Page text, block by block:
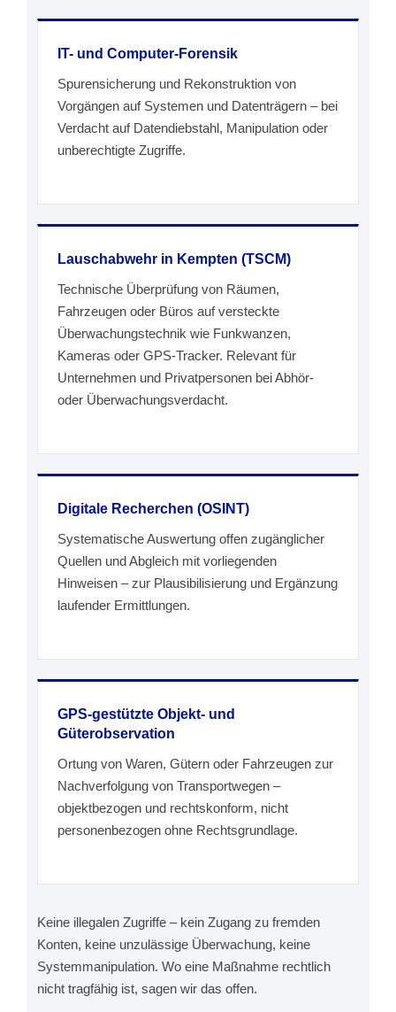
IT- und Computer-Forensik
Spurensicherung und Rekonstruktion von
Vorgängen auf Systemen und Datenträgern – bei
Verdacht auf Datendiebstahl, Manipulation oder
unberechtigte Zugriffe.
Lauschabwehr in Kempten (TSCM)
Technische Überprüfung von Räumen,
Fahrzeugen oder Büros auf versteckte
Überwachungstechnik wie Funkwanzen,
Kameras oder GPS-Tracker. Relevant für
Unternehmen und Privatpersonen bei Abhör-
oder Überwachungsverdacht.
Digitale Recherchen (OSINT)
Systematische Auswertung offen zugänglicher
Quellen und Abgleich mit vorliegenden
Hinweisen – zur Plausibilisierung und Ergänzung
laufender Ermittlungen.
GPS-gestützte Objekt- und
Güterobservation
Ortung von Waren, Gütern oder Fahrzeugen zur
Nachverfolgung von Transportwegen –
objektbezogen und rechtskonform, nicht
personenbezogen ohne Rechtsgrundlage.
Keine illegalen Zugriffe – kein Zugang zu fremden
Konten, keine unzulässige Überwachung, keine
Systemmanipulation. Wo eine Maßnahme rechtlich
nicht tragfähig ist, sagen wir das offen.